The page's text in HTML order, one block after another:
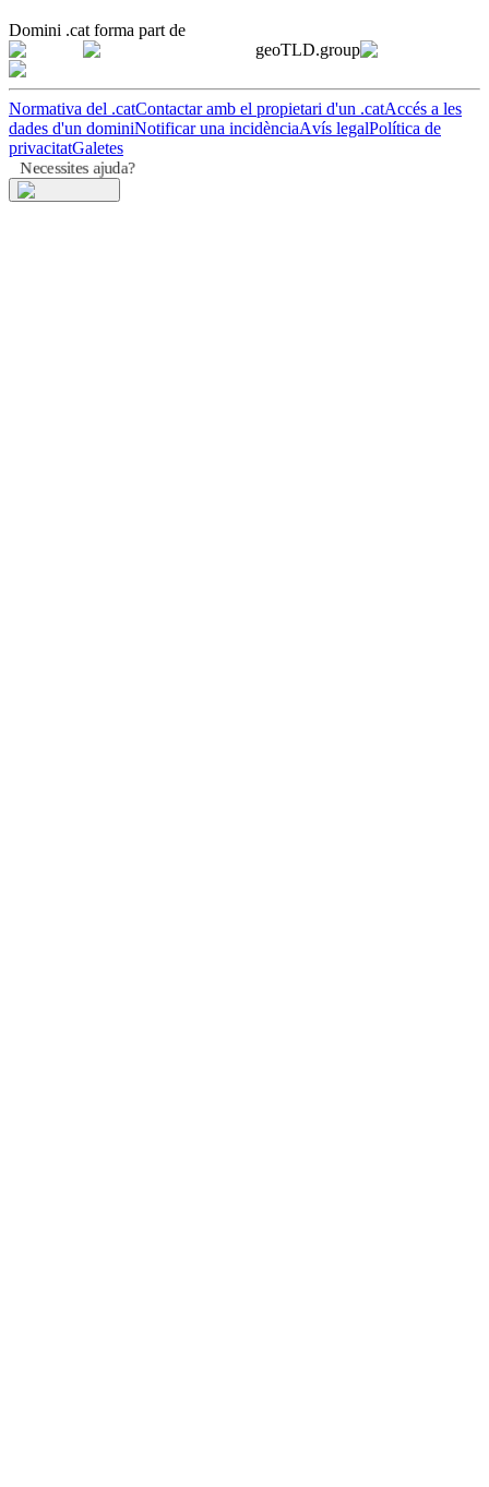
Domini .cat forma part de
geoTLD.group
Normativa del .catContactar amb el propietari d'un .catAccés a les
dades d'un dominiNotificar una incidènciaAvís legalPolítica de
privacitatGaletes
Necessites ajuda?